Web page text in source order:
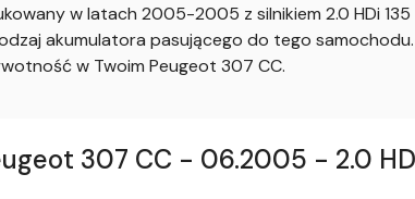
w latach 2005-2005 z silnikiem 2.0 HDi 135
akumulatora pasującego do tego samochodu.
w Twoim Peugeot 307 CC.
307 CC - 06.2005 - 2.0